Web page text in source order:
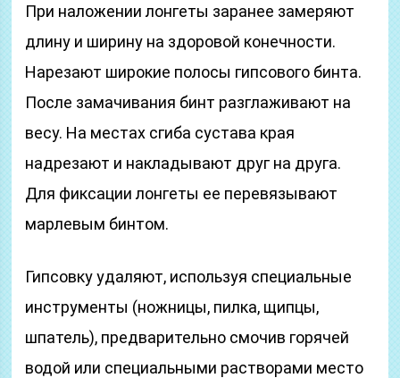
При наложении лонгеты заранее замеряют
длину и ширину на здоровой конечности.
Нарезают широкие полосы гипсового бинта.
После замачивания бинт разглаживают на
весу. На местах сгиба сустава края
надрезают и накладывают друг на друга.
Для фиксации лонгеты ее перевязывают
марлевым бинтом.
Гипсовку удаляют, используя специальные
инструменты (ножницы, пилка, щипцы,
шпатель), предварительно смочив горячей
водой или специальными растворами место